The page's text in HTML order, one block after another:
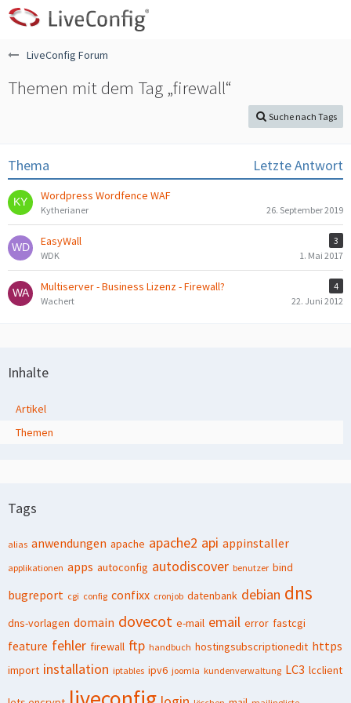
LiveConfig Forum
Themen mit dem Tag „firewall“
Suche nach Tags
Thema Letzte Antwort
Wordpress Wordfence WAF
Kytherianer 26. September 2019
EasyWall
3
WDK
1. Mai 2017
Multiserver - Business Lizenz - Firewall?
4
Wachert
22. Juni 2012
Inhalte
Artikel
Themen
Tags
alias anwendungen apache apache2 api appinstaller
applikationen apps autoconfig autodiscover benutzer bind
bugreport cgi config confixx cronjob datenbank debian dns
dns-vorlagen domain dovecot e-mail email error fastcgi
feature fehler firewall ftp handbuch hostingsubscriptionedit https
import installation iptables ipv6 joomla kundenverwaltung LC3 lcclient